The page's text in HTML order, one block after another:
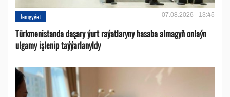
Jemgyýet 07.08.2026 - 13:45
Türkmenistanda daşary ýurt raýatlaryny hasaba almagyň onlaýn
ulgamy işlenip taýýarlanyldy